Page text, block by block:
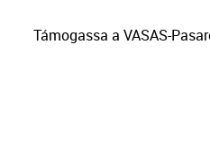
Támogassa a VASAS-